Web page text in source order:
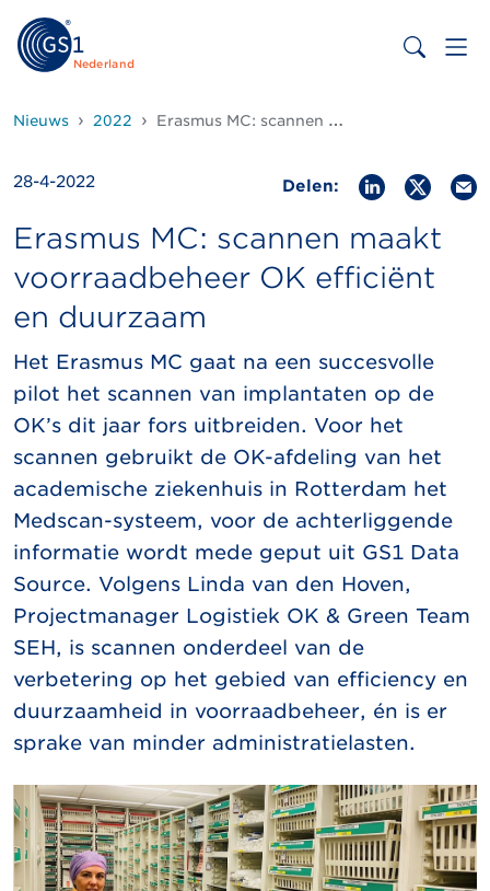
Nederland
Nieuws 2022 Erasmus MC: scannen maakt voorraadbeheer OK efficiënt en duurzaam
28-4-2022 Delen:
Erasmus MC: scannen maakt
voorraadbeheer OK efficiënt
en duurzaam
Het Erasmus MC gaat na een succesvolle
pilot het scannen van implantaten op de
OK’s dit jaar fors uitbreiden. Voor het
scannen gebruikt de OK-afdeling van het
academische ziekenhuis in Rotterdam het
Medscan-systeem, voor de achterliggende
informatie wordt mede geput uit GS1 Data
Source. Volgens Linda van den Hoven,
Projectmanager Logistiek OK & Green Team
SEH, is scannen onderdeel van de
verbetering op het gebied van efficiency en
duurzaamheid in voorraadbeheer, én is er
sprake van minder administratielasten.